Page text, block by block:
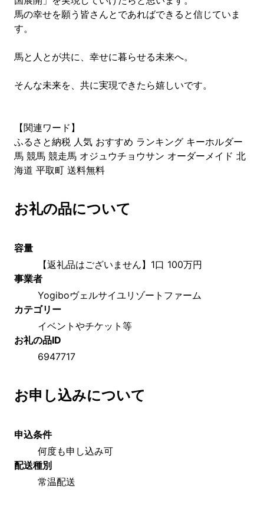
馬の幸せを願う皆さんとであればできると信じていま
す。
馬と人とが共に、幸せに暮らせる未来へ。
そんな未来を、共に実現できたら嬉しいです。
【関連ワード】
ふるさと納税 人気 おすすめ ランキング キーホルダー
馬 競馬 競走馬 オジュウチョウサン オーダーメイド 北
海道 平取町 送料無料
お礼の品について
容量
【返礼品はございません】1口 100万円
事業者
Yogiboヴェルサイユリゾートファーム
カテゴリー
イベントやチケット等
お礼の品ID
6947717
お申し込みについて
申込条件
何度も申し込み可
配送種別
常温配送